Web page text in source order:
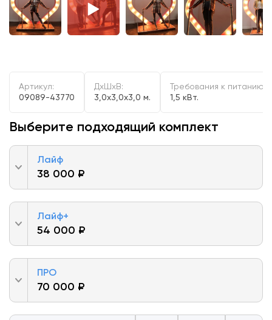
Артикул:
09089-43770
ДxШxВ:
3,0x3,0x3,0 м.
Требования к питанию:
1,5 кВт.
Выберите подходящий комплект
Лайф
38 000 ₽
Лайф+
54 000 ₽
ПРО
70 000 ₽